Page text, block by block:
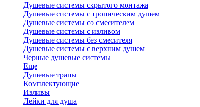
Душевые системы скрытого монтажа
Душевые системы с тропическим душем
Душевые системы со смесителем
Душевые системы с изливом
Душевые системы без смесителя
Душевые системы с верхним душем
Черные душевые системы
Еще
Душевые трапы
Комплектующие
Изливы
Лейки для душа